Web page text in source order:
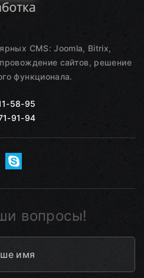
CMS: Joomla, Bitrix,
сайтов, решение
функционала.
58-95
91-94
вопросы!